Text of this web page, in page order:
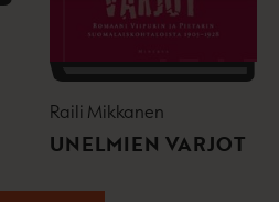
Raili Mikkanen
UNELMIEN VARJOT